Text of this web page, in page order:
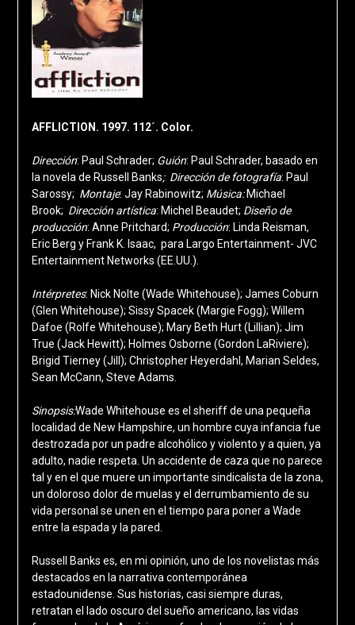
AFFLICTION. 1997. 112´. Color.
Dirección: Paul Schrader; Guión: Paul Schrader, basado en
la novela de Russell Banks; Direcciónde fotografía: Paul
Sarossy; Montaje: Jay Rabinowitz; Música:Michael
Brook; Dirección artística: Michel Beaudet; Diseño de
producción: Anne Pritchard; Producción: Linda Reisman,
Eric Berg y Frank K. Isaac, para Largo Entertainment- JVC
Entertainment Networks (EE.UU.).
Intérpretes: Nick Nolte (Wade Whitehouse); James Coburn
(Glen Whitehouse); Sissy Spacek (Margie Fogg); Willem
Dafoe (Rolfe Whitehouse); Mary Beth Hurt (Lillian); Jim
True (Jack Hewitt); Holmes Osborne (Gordon LaRiviere);
Brigid Tierney (Jill); Christopher Heyerdahl, Marian Seldes,
Sean McCann, Steve Adams.
Sinopsis:Wade Whitehouse es el sheriff de una pequeña
localidad de New Hampshire, un hombre cuya infancia fue
destrozada por un padre alcohólico y violento y a quien, ya
adulto, nadie respeta. Un accidente de caza que no parece
tal y en el que muere un importante sindicalista de la zona,
un doloroso dolor de muelas y el derrumbamiento de su
vida personal se unen en el tiempo para poner a Wade
entre la espada y la pared.
Russell Banks es, en mi opinión, uno de los novelistas más
destacados en la narrativa contemporánea
estadounidense. Sus historias, casi siempre duras,
retratan el lado oscuro del sueño americano, las vidas